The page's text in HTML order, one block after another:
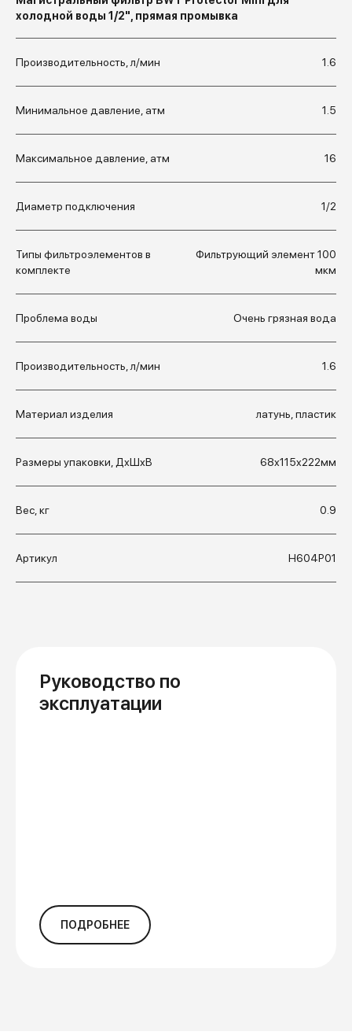
холодной воды 1/2", прямая промывка
Производительность, л/мин 1.6
Минимальное давление, атм 1.5
Максимальное давление, атм 16
Диаметр подключения 1/2
Типы фильтроэлементов в
комплекте
Фильтрующий элемент 100
мкм
Проблема воды Очень грязная вода
Производительность, л/мин 1.6
Материал изделия латунь, пластик
Размеры упаковки, ДхШхВ 68x115x222мм
Вес, кг 0.9
Артикул Н604Р01
Руководство по
эксплуатации
ПОДРОБНЕЕ